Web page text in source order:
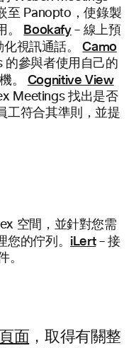
至 Panopto，使錄製
。 Bookafy– 線上預
化視訊通話。Camo
的參與者使用自己的
。 Cognitive View
Meetings 找出是否
工符合其準則，並提
空間，並針對您需
的佇列。 iLert– 接
。
面 ，取得有關整